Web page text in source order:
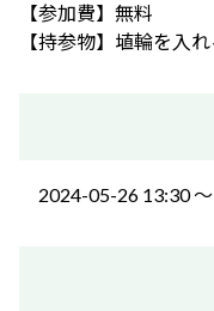
【参加費】無料
【持参物】埴輪を入
2024-05-26 13:30